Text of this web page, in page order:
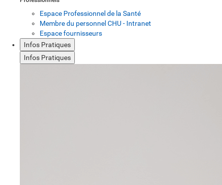
Espace Professionnel de la Santé
Membre du personnel CHU - Intranet
Espace fournisseurs
Infos Pratiques
Infos Pratiques